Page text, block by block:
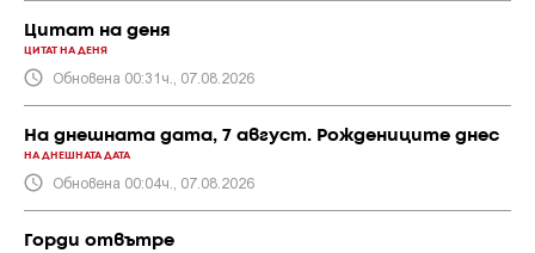
Цитат на деня
ЦИТАТ НА ДЕНЯ
Обновена 00:31ч., 07.08.2026
На днешната дата, 7 август. Рождениците днес
НА ДНЕШНАТА ДАТА
Обновена 00:04ч., 07.08.2026
Горди отвътре